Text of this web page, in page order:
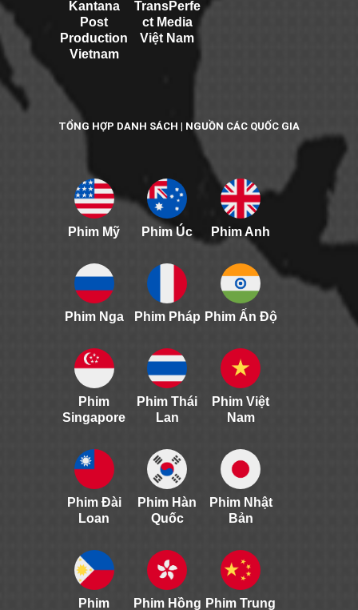
Kantana
Post
Production
Vietnam
TransPerfe
ct Media
Việt Nam
TỔNG HỢP DANH SÁCH | NGUỒN CÁC QUỐC GIA
Phim Mỹ Phim Úc Phim Anh
Phim Nga Phim Pháp Phim Ấn Độ
Phim
Singapore
Phim Thái
Lan
Phim Việt
Nam
Phim Đài
Loan
Phim Hàn
Quốc
Phim Nhật
Bản
Phim
Phim Hồng Phim Trung